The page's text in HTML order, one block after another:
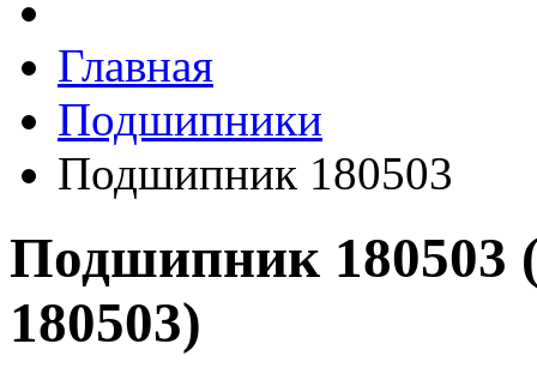
Ивантеевка, подшипники, пневматика, метизы, техника,
Главная
Подшипники
Подшипник 180503
Подшипник 180503
180503)